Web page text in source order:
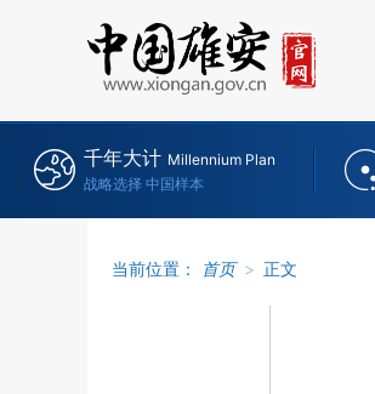
千年大计 Millennium Plan
战略选择 中国样本
当前位置： 首页 > 正文